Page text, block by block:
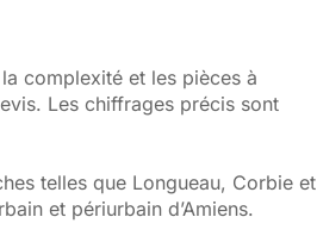
complexité et les pièces à
Les chiffrages précis sont
telles que Longueau, Corbie et
et périurbain d’Amiens.